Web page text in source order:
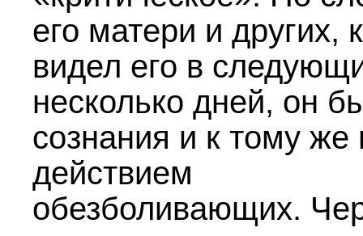
его матери и других,
видел его в
несколько дней, он
сознания и к тому же
действием
обезболивающих.